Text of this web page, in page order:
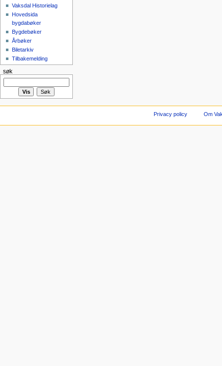
Vaksdal Historielag
Hovedsida
bygdabøker
Bygdebøker
Årbøker
Biletarkiv
Tilbakemelding
søk
Privacy policy Om